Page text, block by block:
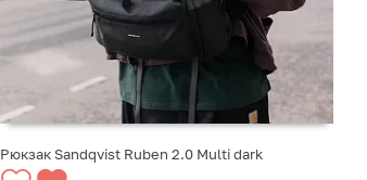
Рюкзак Sandqvist Ruben 2.0 Multi dark